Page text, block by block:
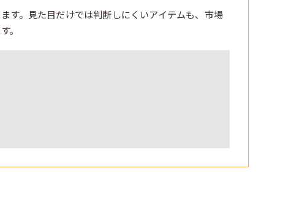
す。見た目だけでは判断しにくいアイテムも、市場
。